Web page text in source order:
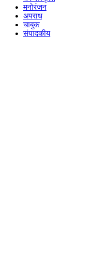
मनोरंजन
अपराध
चाबुक
संपादकीय